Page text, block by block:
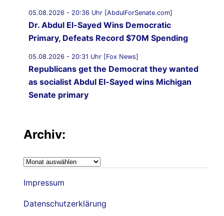
05.08.2026 - 20:36 Uhr [AbdulForSenate.com]
Dr. Abdul El-Sayed Wins Democratic
Primary, Defeats Record $70M Spending
05.08.2026 - 20:31 Uhr [Fox News]
Republicans get the Democrat they wanted
as socialist Abdul El-Sayed wins Michigan
Senate primary
verge of being finalised’: Iran’s deputy
05.08.2026 - 19:43 Uhr [Middle East Eye]
US not directly updating Israel on talks with
Archiv:
Archiv:
Impressum
Datenschutzerklärung